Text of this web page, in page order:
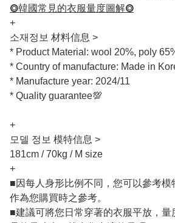
⭗韓國常見的衣服量度圖解⭗
+
소재정보 材料信息 >
* Product Material: wool 20%, poly
* Country of manufacture: Made in
* Manufacture year: 2024/11
* Quality
+
모델 정보 模特信息 >
181cm / 70kg / M size
+
■因每人身形比例不同，您可以參考模
作為您購買時之參考。
■建議可將您日常穿著的衣服平放，量